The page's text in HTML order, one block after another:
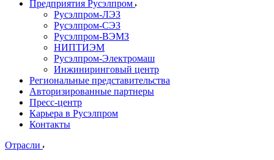
Предприятия Русэлпром
Русэлпром-ЛЭЗ
Русэлпром-СЭЗ
Русэлпром-ВЭМЗ
НИПТИЭМ
Русэлпром-Электромаш
Инжиниринговый центр
Региональные представительства
Авторизированные партнеры
Пресс-центр
Карьера в Русэлпром
Контакты
Отрасли